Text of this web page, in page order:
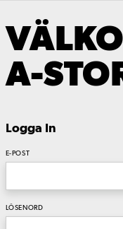
A-
Logga In
E-POST
LÖSENORD